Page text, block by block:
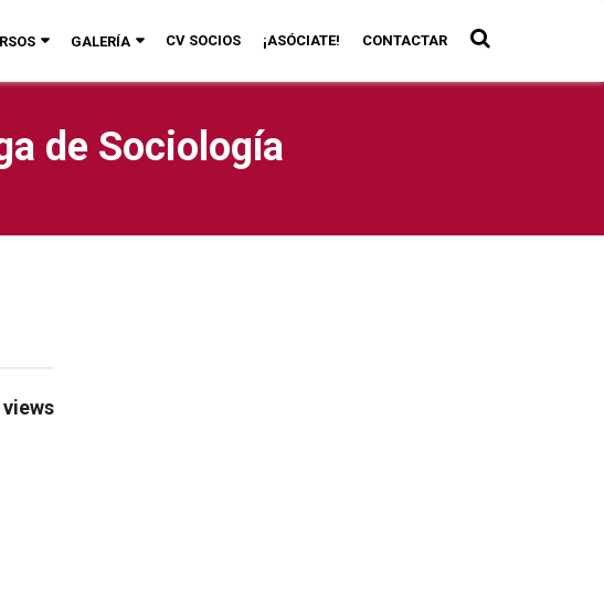
GALERÍA CV SOCIOS ¡ASÓCIATE! CONTACTAR
de Sociología
views